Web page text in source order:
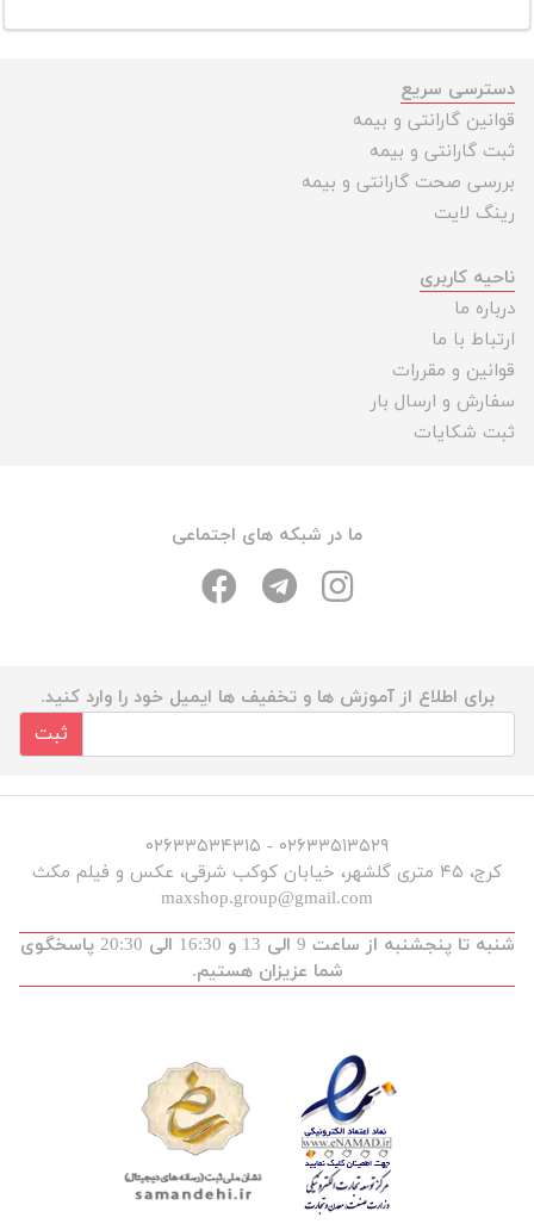
دسترسی سریع
قوانین گارانتی و بیمه
ثبت گارانتی و بیمه
بررسی صحت گارانتی و بیمه
رینگ لایت
ناحیه کاربری
درباره ما
ارتباط با ما
قوانین و مقررات
سفارش و ارسال بار
ثبت شکایات
ما در شبکه های اجتماعی
برای اطلاع از آموزش ها و تخفیف ها ایمیل خود را وارد کنید.
ثبت
۰۲۶۳۳۵۱۳۵۲۹ - ۰۲۶۳۳۵۳۴۳۱۵
کرج، ۴۵ متری گلشهر، خیابان کوکب شرقی، عکس و فیلم مکث
maxshop.group@gmail.com
شنبه تا پنجشنبه از ساعت 9 الی 13 و 16:30 الی 20:30 پاسخگوی
شما عزیزان هستیم.